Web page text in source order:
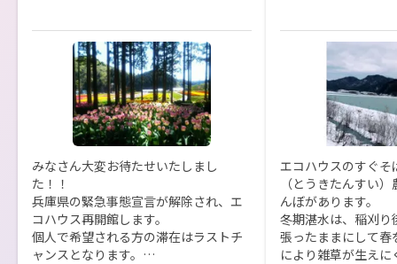
みなさん大変お待たせいたしまし
た！！
兵庫県の緊急事態宣言が解除され、エ
コハウス再開館します。
個人で希望される方の滞在はラストチ
ャンスとなります。
エコハウスのすぐそ
（とうきたんすい
んぼがあります。
冬期湛水は、稲刈り
張ったままにして春
により雑草が生え